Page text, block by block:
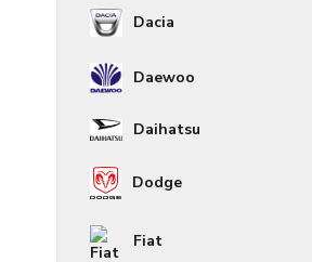
Dacia
Daewoo
Daihatsu
Dodge
Fiat